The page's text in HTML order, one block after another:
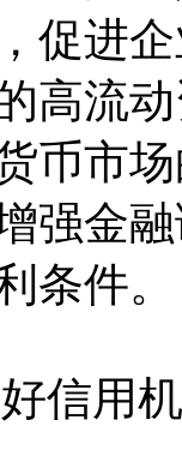
促进
高流
币市
强金
条件。
用机